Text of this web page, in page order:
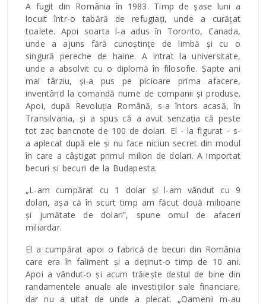
A fugit din România în 1983. Timp de șase luni a
locuit într-o tabără de refugiați, unde a curățat
toalete. Apoi soarta l-a adus în Toronto, Canada,
unde a ajuns fără cunoștințe de limbă și cu o
singură pereche de haine. A intrat la universitate,
unde a absolvit cu o diplomă în filosofie. Șapte ani
mai târziu, și-a pus pe picioare prima afacere,
inventând la comandă nume de companii și produse.
Apoi, după Revoluția Română, s-a întors acasă, în
Transilvania, și a spus că a avut senzația că peste
tot zac bancnote de 100 de dolari. El - la figurat - s-
a aplecat după ele și nu face niciun secret din modul
în care a câștigat primul milion de dolari. A importat
becuri și becuri de la Budapesta.
„L-am cumpărat cu 1 dolar și l-am vândut cu 9
dolari, așa că în scurt timp am făcut două milioane
și jumătate de dolari”, spune omul de afaceri
miliardar.
El a cumpărat apoi o fabrică de becuri din România
care era în faliment și a deținut-o timp de 10 ani.
Apoi a vândut-o și acum trăiește destul de bine din
randamentele anuale ale investițiilor sale financiare,
dar nu a uitat de unde a plecat. „Oamenii m-au